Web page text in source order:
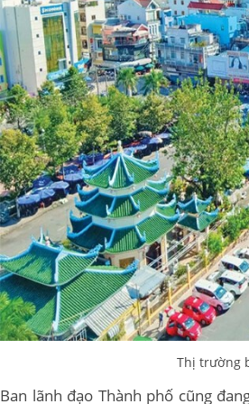
Thị trường
Ban lãnh đạo Thành phố cũng